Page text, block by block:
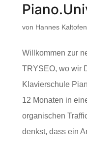
von Hannes Kaltofen
Willkommen zur
TRYSEO, wo wir
Klavierschule
12 Monaten in
organischen
denkst, dass ein